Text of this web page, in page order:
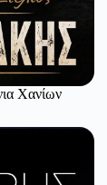
Χανίων